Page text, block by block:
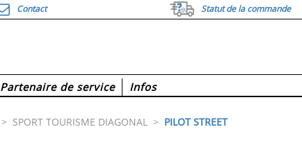
Contact Statut de la commande
Partenaire de service Infos
> SPORT TOURISME DIAGONAL > PILOT STREET